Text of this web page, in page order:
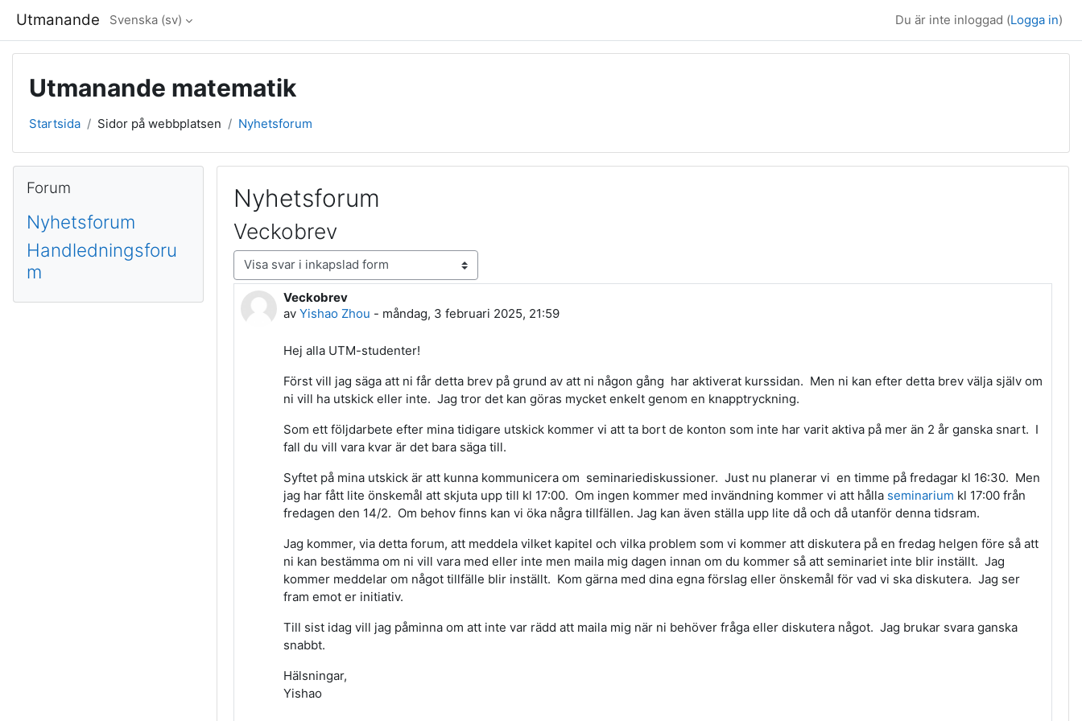
Utmanande Svenska ‎(sv)‎ Du är inte inloggad (Logga in)
Utmanande matematik
Startsida Sidor på webbplatsen Nyhetsforum
Nyhetsforum
Veckobrev
Visningsläge
Veckobrev
av Yishao Zhou - måndag, 3 februari 2025, 21:59
Antal svar: 0
Hej alla UTM-studenter!
Först vill jag säga att ni får detta brev på grund av att ni någon gång har aktiverat kurssidan. Men ni kan efter detta brev välja själv om
ni vill ha utskick eller inte. Jag tror det kan göras mycket enkelt genom en knapptryckning.
Som ett följdarbete efter mina tidigare utskick kommer vi att ta bort de konton som inte har varit aktiva på mer än 2 år ganska snart. I
fall du vill vara kvar är det bara säga till.
Syftet på mina utskick är att kunna kommunicera om seminariediskussioner. Just nu planerar vi en timme på fredagar kl 16:30. Men
jag har fått lite önskemål att skjuta upp till kl 17:00. Om ingen kommer med invändning kommer vi att hålla seminarium kl 17:00 från
fredagen den 14/2. Om behov finns kan vi öka några tillfällen. Jag kan även ställa upp lite då och då utanför denna tidsram.
Jag kommer, via detta forum, att meddela vilket kapitel och vilka problem som vi kommer att diskutera på en fredag helgen före så att
ni kan bestämma om ni vill vara med eller inte men maila mig dagen innan om du kommer så att seminariet inte blir inställt. Jag
kommer meddelar om något tillfälle blir inställt. Kom gärna med dina egna förslag eller önskemål för vad vi ska diskutera. Jag ser
fram emot er initiativ.
Till sist idag vill jag påminna om att inte var rädd att maila mig när ni behöver fråga eller diskutera något. Jag brukar svara ganska
snabbt.
Hälsningar,
Yishao
Block
Forum
Nyhetsforum
Handledningsforu
m